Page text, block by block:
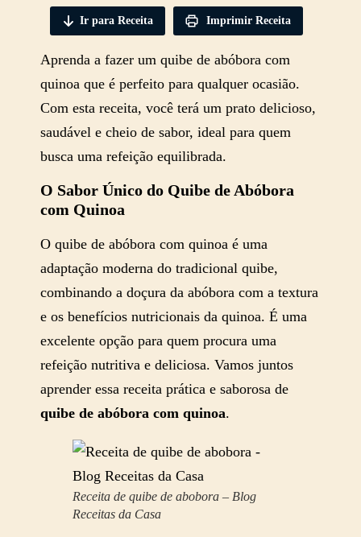
Ir para Receita Imprimir Receita
Aprenda a fazer um quibe de abóbora com
quinoa que é perfeito para qualquer ocasião.
Com esta receita, você terá um prato delicioso,
saudável e cheio de sabor, ideal para quem
busca uma refeição equilibrada.
O Sabor Único do Quibe de Abóbora
com Quinoa
O quibe de abóbora com quinoa é uma
adaptação moderna do tradicional quibe,
combinando a doçura da abóbora com a textura
e os benefícios nutricionais da quinoa. É uma
excelente opção para quem procura uma
refeição nutritiva e deliciosa. Vamos juntos
aprender essa receita prática e saborosa de
quibe de abóbora com quinoa.
Receita de quibe de abobora – Blog
Receitas da Casa